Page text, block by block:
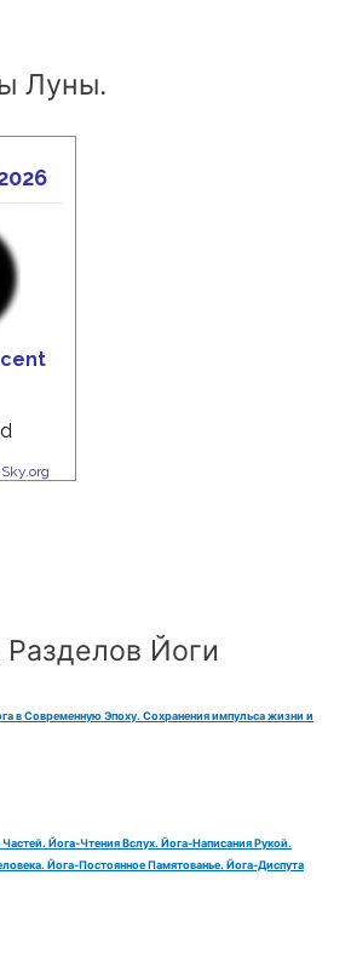
Луны.
Йоги
в Современную Эпоху. Сохранения импульса жизни и
Йога-Чтения Вслух. Йога-Написания Рукой.
Йога-Постоянное Памятованье. Йога-Диспута